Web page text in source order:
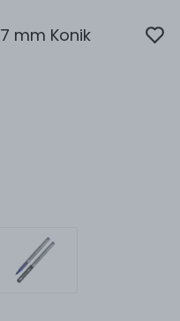
mm Konik